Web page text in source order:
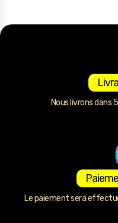
Nous livrons dans
Le paiement sera